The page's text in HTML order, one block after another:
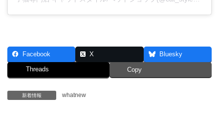
Facebook X Bluesky
Threads Copy
新着情報 whatnew